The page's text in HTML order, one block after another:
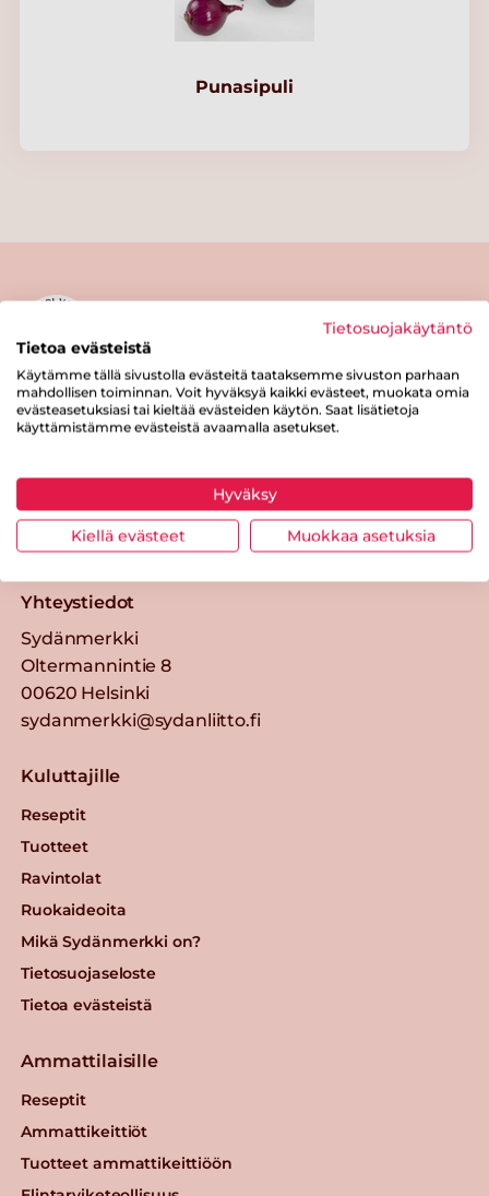
Punasipuli
Tästä merkistä tunnistat
Sydänmerkki-tuotteen
Sydänmerkki — Paremmat eväät
elämään.
Yhteystiedot
Sydänmerkki
Oltermannintie 8
00620 Helsinki
sydanmerkki@sydanliitto.fi
Kuluttajille
Reseptit
Tuotteet
Ravintolat
Ruokaideoita
Mikä Sydänmerkki on?
Tietosuojaseloste
Tietoa evästeistä
Ammattilaisille
Reseptit
Ammattikeittiöt
Tuotteet ammattikeittiöön
Tietosuojakäytäntö
Tietoa evästeistä
Käytämme tällä sivustolla evästeitä taataksemme sivuston parhaan
mahdollisen toiminnan. Voit hyväksyä kaikki evästeet, muokata omia
evästeasetuksiasi tai kieltää evästeiden käytön. Saat lisätietoja
käyttämistämme evästeistä avaamalla asetukset.
Hyväksy
Kiellä evästeet Muokkaa asetuksia